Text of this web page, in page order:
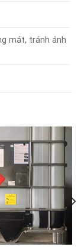
mát, tránh ánh